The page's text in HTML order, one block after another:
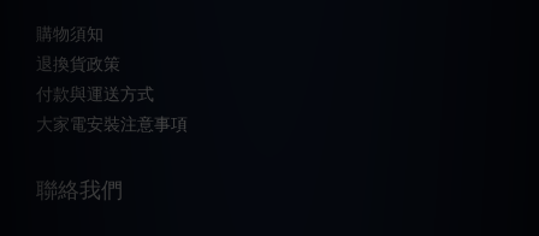
購物須知
退換貨政策
付款與運送方式
大家電安裝注意事項
聯絡我們